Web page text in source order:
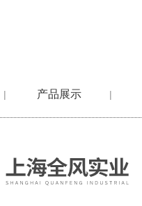
| 产品展示 |